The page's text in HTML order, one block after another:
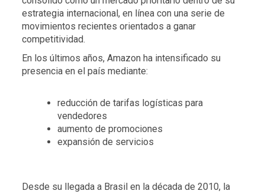
estrategia internacional, en línea con una serie de
movimientos recientes orientados a ganar
competitividad.
En los últimos años, Amazon ha intensificado su
presencia en el país mediante:
reducción de tarifas logísticas para
vendedores
aumento de promociones
expansión de servicios
Desde su llegada a Brasil en la década de 2010, la